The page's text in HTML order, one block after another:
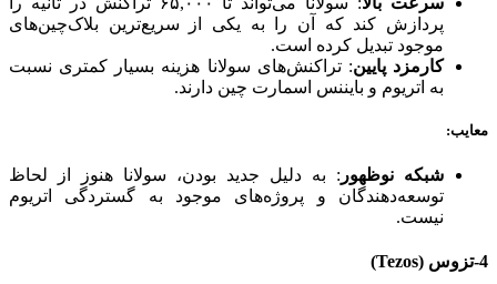
پردازش کند که آن را به یکی از سریع‌ترین بلاک‌چین‌های
موجود تبدیل کرده است.
کارمزد پایین: تراکنش‌های سولانا هزینه بسیار کمتری نسبت
به اتریوم و بایننس اسمارت چین دارند.
معایب:
شبکه نوظهور : به دلیل جدید بودن، سولانا هنوز از لحاظ
توسعه‌دهندگان و پروژه‌های موجود به گستردگی اتریوم
نیست.
4-تزوس (Tezos)